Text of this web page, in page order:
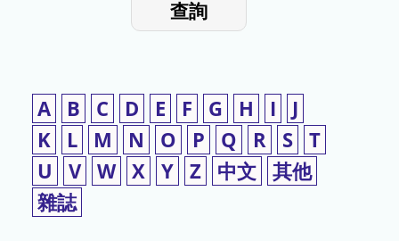
查詢
A B C D E F G H I
J
K
L M N O P Q R S T
U
V W X Y Z 中文 其他
雜誌